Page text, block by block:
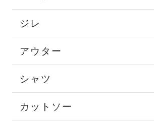
ジレ
アウター
シャツ
カットソー